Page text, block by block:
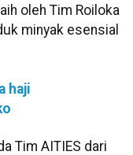
oleh Tim Roiloka
minyak esensial
haji
Tim AITIES dari